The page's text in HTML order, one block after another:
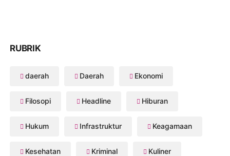
RUBRIK
daerah Daerah Ekonomi
Filosopi Headline Hiburan
Hukum Infrastruktur Keagamaan
Kesehatan Kriminal Kuliner